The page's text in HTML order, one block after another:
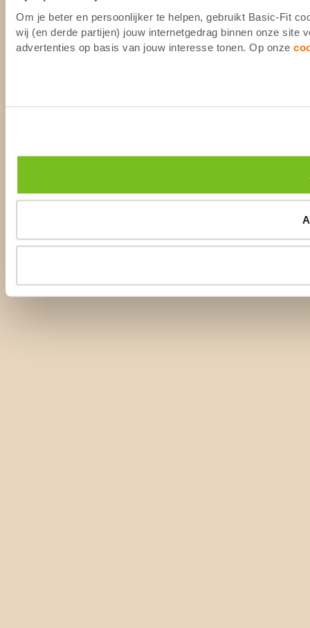
Om je beter en persoonlijker te helpen, gebruikt Basic-Fit
wij (en derde partijen) jouw internetgedrag binnen onze site
advertenties op basis van jouw interesse tonen. Op onze